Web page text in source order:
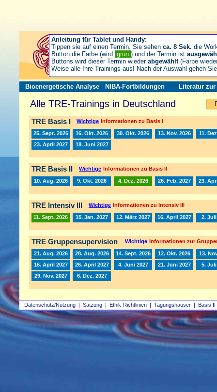
Datenschutz/Nutzung | Satzung | Ethik-Richtlinien | Tagungshäuser | Basis
Bioenergetische Analyse NIBA-Fortbildungen Literatur zur
Alle TRE-Trainings in Deutschland
TRE Basis I Wichtige Informationen zu Basis I
25. Sept. 2026 16. Okt. 2026 30. Okt. 2026 13. Nov. 2026
11.
23. April 2027
18. Juni 2027
TRE Basis II Wichtige Informationen zu Basis II
10. Aug. 2026 9. Okt. 2026 4. Dez. 2026 26. Feb. 2027 23.
TRE Intensiv III Wichtige Informationen zu Intensiv III
11. Sept. 2026 15. Jan. 2027 12. März 2027 16. April 2027 2. Juli
TRE Gruppensupervision Wichtige Informationen zur
21. Aug. 2026 28. Aug. 2026 14. Sept. 2026 12. Okt. 2026
13.
16. April 2027
26. April 2027 4. Juni 2027 21. Juni 2027
5. Juli
29. Nov. 2027
6. Dez. 2027
Anleitung für Tablet und Handy:
Tippen sie auf einen Termin. Sie sehen ca. 8 Sek. die
Button die Farbe (wird grün ) und der Termin ist
Buttons wird dieser Termin wieder abgewählt(Farbe
Weise alle Ihre Trainings aus! Nach der Auswahl gehen